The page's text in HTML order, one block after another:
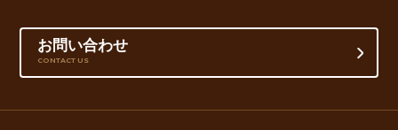
お問い合わせ
CONTACT US